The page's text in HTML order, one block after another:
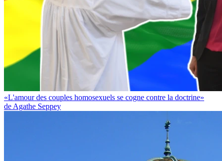
«L'amour des couples homosexuels se cogne contre la doctrine»
de Agathe Seppey